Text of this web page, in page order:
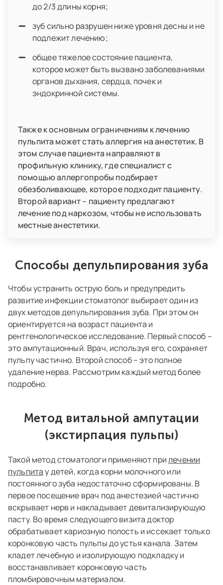
до 2/3 длины корня;
зуб сильно разрушен ниже уровня десны и не
подлежит лечению;
общее тяжелое состояние пациента,
которое может быть вызвано заболеваниями
органов дыхания, сердца, почек и
эндокринной системы.
Также к основным ограничениям к лечению
пульпита может стать аллергия на анестетик. В
этом случае пациента направляют в
профильную клинику, где специалист с
помощью аллергопробы подбирает
обезболивающее, которое подходит пациенту.
Второй вариант – пациенту предлагают
лечение под наркозом, чтобы не использовать
местные анестетики.
Способы депульпирования зуба
Чтобы устранить острую боль и предупредить
развитие инфекции стоматолог выбирает один из
двух методов депульпирования зуба. При этом он
ориентируется на возраст пациента и
рентгенологическое исследование. Первый способ –
это ампутационный. Врач, используя его, сохраняет
пульпу частично. Второй способ – это полное
удаление нерва. Рассмотрим каждый метод более
подробно.
Метод витальной ампутации
(экстирпация пульпы)
Такой метод стоматологи применяют прилечении
пульпитау детей, когда корни молочного или
постоянного зуба недостаточно сформированы. В
первое посещение врач под анестезией частично
вскрывает нерв и накладывает девитализирующую
пасту. Во время следующего визита доктор
обрабатывает кариозную полость и иссекает только
коронковую часть пульпы до устья канала. Затем
кладет лечебную и изолирующую подкладку и
восстанавливает коронковую часть
пломбировочным материалом.